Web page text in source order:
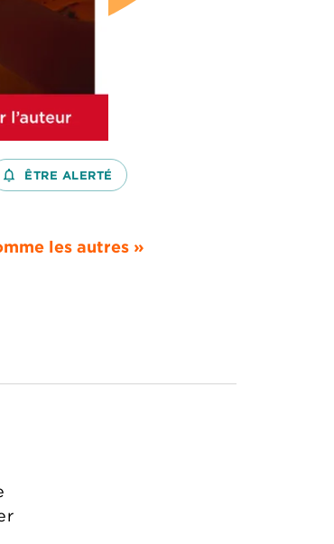
notifications_none_outlined
ÊTRE ALERTÉ
les autres »